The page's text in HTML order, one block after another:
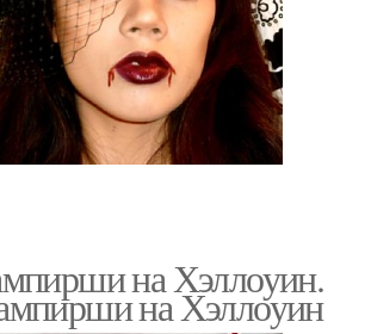
на Хэллоуин.
на Хэллоуин